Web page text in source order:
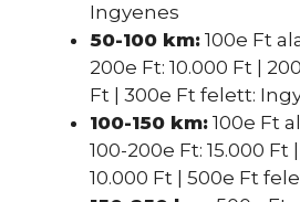
Ingyenes
50-100 km: 100e Ft
200e Ft: 10.000 Ft |
Ft | 300e Ft felett:
100-150 km: 100e Ft
100-200e Ft: 15.000 Ft
10.000 Ft | 500e Ft